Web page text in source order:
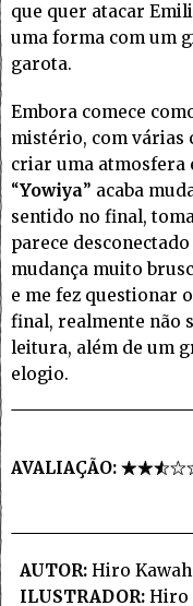
que quer atacar
uma forma com um
garota.
Embora comece
mistério, com várias
criar uma atmosfera
“Yowiya” acaba
sentido no final,
parece
mudança muito
e me fez questionar
final, realmente não
leitura, além de um
elogio.
AVALIAÇÃO:
AUTOR:Hiro
ILUSTRADOR:Hiro